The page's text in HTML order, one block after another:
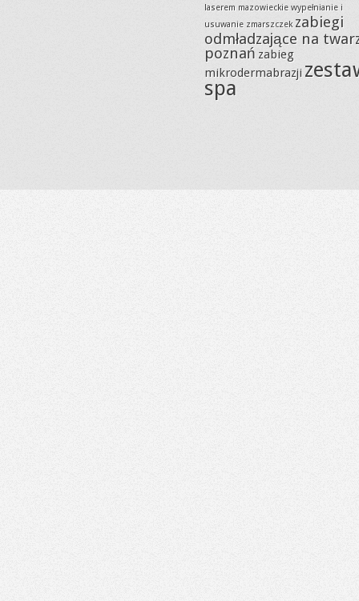
laserem mazowieckie wypełnianie i
usuwanie zmarszczek zabiegi
odmładzające na
poznań zabieg
mikrodermabrazji
spa